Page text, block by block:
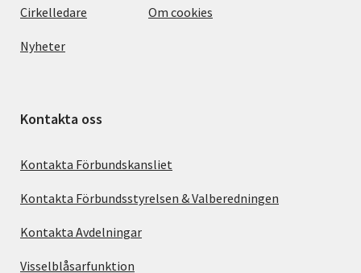
Cirkelledare
Nyheter
Om cookies
Kontakta oss
Kontakta Förbundskansliet
Kontakta Förbundsstyrelsen & Valberedningen
Kontakta Avdelningar
Visselblåsarfunktion